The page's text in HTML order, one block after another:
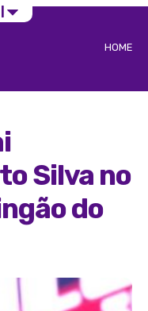
HOME
Silva no
do